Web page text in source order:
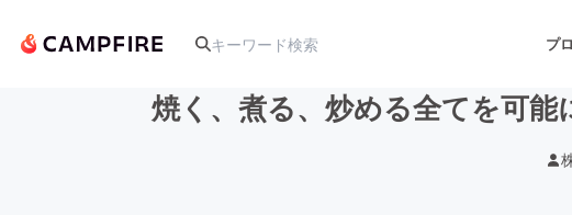
プ
焼く、煮る、炒める全てを可